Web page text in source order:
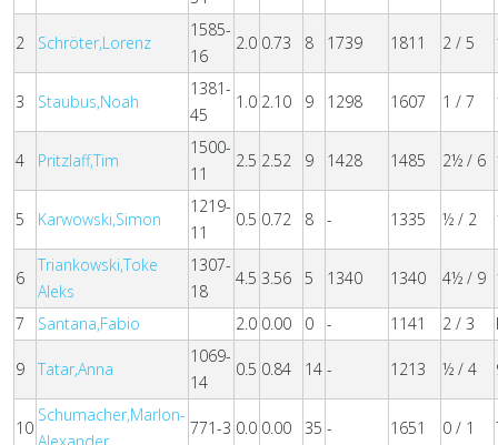
2 Schröter,Lorenz
1585-
16
2.0 0.73 8 1739 1811 2 / 5
3 Staubus,Noah
1381-
45
1.0 2.10 9 1298 1607 1 / 7
4 Pritzlaff,Tim
1500-
11
2.5 2.52 9 1428 1485 2½ / 6
5 Karwowski,Simon
1219-
11
0.5 0.72 8 - 1335 ½ / 2
6
Triankowski,Toke
Aleks
1307-
18
4.5 3.56 5 1340 1340 4½ / 9
7 Santana,Fabio 2.0 0.00 0 - 1141 2 / 3
9 Tatar,Anna
1069-
14
0.5 0.84 14 - 1213 ½ / 4
10
Schumacher,Marlon-
771-3 0.0 0.00 35 - 1651 0 / 1